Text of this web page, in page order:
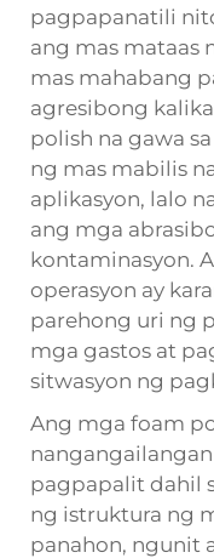
pagpapanatili
ang mas mataas
mas mahabang
agresibong
polish na gawa
ng mas mabilis
aplikasyon, lalo
ang mga
kontaminasyon.
operasyon ay
parehong uri ng
mga gastos at
sitwasyon ng
Ang mga foam
pagpapalit dahil
ng istruktura ng
panahon, ngunit